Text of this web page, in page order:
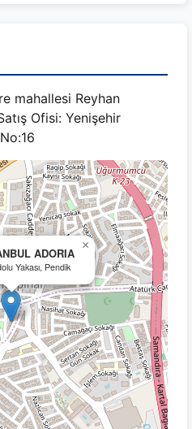
mahallesi Reyhan
Ofisi: Yenişehir
ADORIA
Yakası, Pendik
×